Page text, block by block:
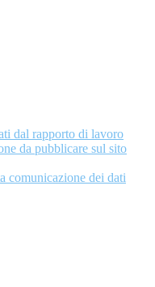
dal rapporto di lavoro
da pubblicare sul sito
comunicazione dei dati